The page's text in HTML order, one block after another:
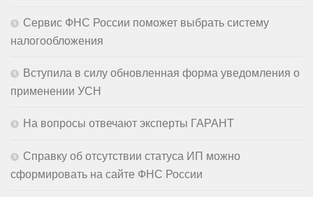
Сервис ФНС России поможет выбрать систему
налогообложения
Вступила в силу обновленная форма уведомления о
применении УСН
На вопросы отвечают эксперты ГАРАНТ
Справку об отсутствии статуса ИП можно
сформировать на сайте ФНС России